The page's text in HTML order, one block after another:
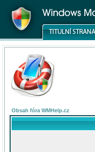
Obsah fóra WMHelp.cz